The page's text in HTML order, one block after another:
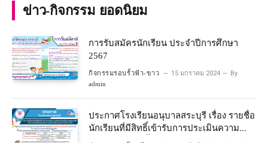
ข่าว-กิจกรรม ยอดนิยม
การรับสมัครนักเรียน ประจำปีการศึกษา
2567
กิจกรรมรอบรั้วฟ้า-ขาว 15 มกราคม 2024 By
admin
ประกาศโรงเรียนอนุบาลสระบุรี เรื่อง รายชื่อ
นักเรียนที่มีสิทธิ์เข้ารับการประเมินความ
พร้อมเข้าเรียนชั้นประถมศึกษาปีที่ 1